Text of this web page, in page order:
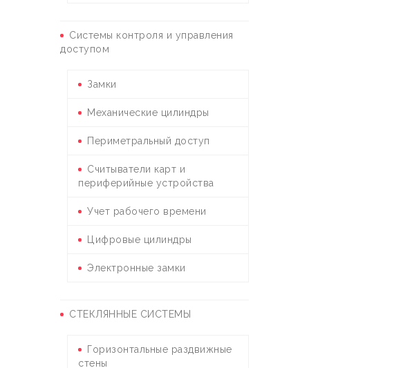
Системы контроля и управления
доступом
Замки
Механические цилиндры
Периметральный доступ
Считыватели карт и
периферийные устройства
Учет рабочего времени
Цифровые цилиндры
Электронные замки
СТЕКЛЯННЫЕ СИСТЕМЫ
Горизонтальные раздвижные
стены